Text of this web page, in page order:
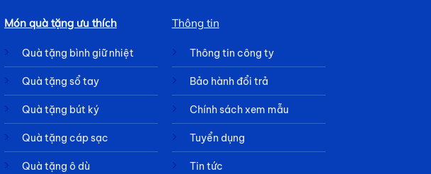
Món quà tặng ưu thích
Quà tặng bình giữ nhiệt
Quà tặng sổ tay
Quà tặng bút ký
Quà tặng cáp sạc
Quà tặng ô dù
Thông tin
Thông tin công ty
Bảo hành đổi trả
Chính sách xem mẫu
Tuyển dụng
Tin tức